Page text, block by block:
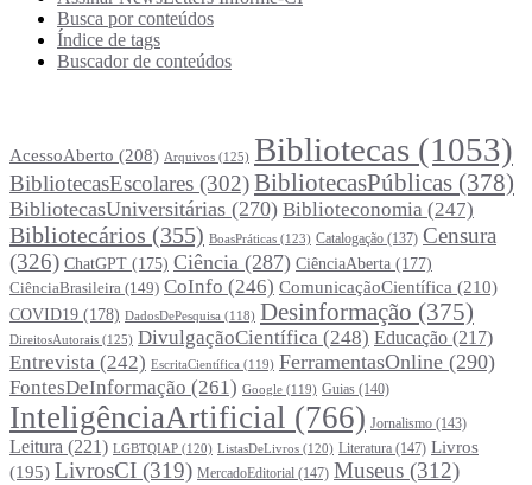
Busca por conteúdos
Índice de tags
Buscador de conteúdos
AcessoAberto (208) Arquivos (125) Bibliotecas (1053)
BibliotecasEscolares (302)BibliotecasPúblicas (378)
BibliotecasUniversitárias (270) Biblioteconomia (247)
Bibliotecários (355) BoasPráticas (123) Catalogação (137) Censura
(326) ChatGPT (175) Ciência (287) CiênciaAberta (177)
CiênciaBrasileira (149) CoInfo (246) ComunicaçãoCientífica (210)
COVID19 (178) DadosDePesquisa (118) Desinformação (375)
DireitosAutorais (125) DivulgaçãoCientífica (248) Educação (217)
Entrevista (242) EscritaCientífica (119) FerramentasOnline (290)
FontesDeInformação (261) Google (119) Guias (140)
InteligênciaArtificial (766) Jornalismo (143)
Leitura (221) LGBTQIAP (120) ListasDeLivros (120) Literatura (147) Livros
(195) LivrosCI (319) MercadoEditorial (147) Museus (312)